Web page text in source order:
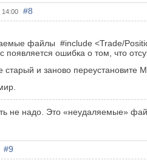
14:00 #8
файлы #include <Trade/
появляется ошибка о том, что
старый и заново переустановите
не надо. Это «неудаляемые»
#9